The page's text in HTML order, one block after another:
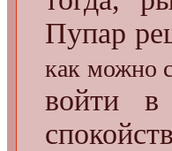
Пупар
как можно
войти в